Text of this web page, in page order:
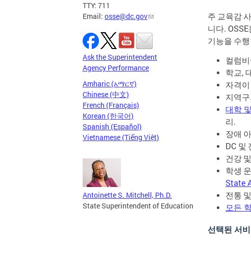
TTY: 711
Email: osse@dc.gov
Ask the Superintendent
Agency Performance
Amharic (አማርኛ)
Chinese (中文)
French (Français)
Korean (한국어)
Spanish (Español)
Vietnamese (Tiếng Việt)
Antoinette S. Mitchell, Ph.D.
State Superintendent of Education
주 교육감
니다. OSSE
기능을 수
컬럼
학교,
자격이
지역
대학 및
리.
장애
DC 및
건강및
학생
State
전통 및
모든
선택된 서